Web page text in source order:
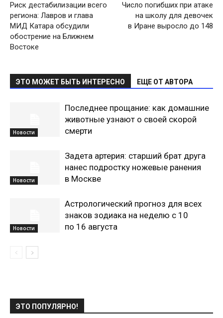
Риск дестабилизации всего
региона: Лавров и глава
МИД Катара обсудили
обострение на Ближнем
Востоке
Число погибших при атаке
на школу для девочек
в Иране выросло до 148
ЭТО МОЖЕТ БЫТЬ ИНТЕРЕСНО ЕЩЕ ОТ АВТОРА
Новости
Последнее прощание: как домашние
животные узнают о своей скорой
смерти
Новости
Задета артерия: старший брат друга
нанес подростку ножевые ранения
в Москве
Новости
Астрологический прогноз для всех
знаков зодиака на неделю с 10
по 16 августа
ЭТО ПОПУЛЯРНО!